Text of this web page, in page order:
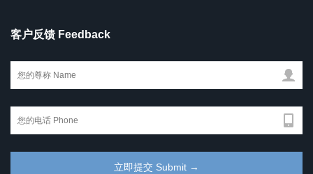
客户反馈 Feedback